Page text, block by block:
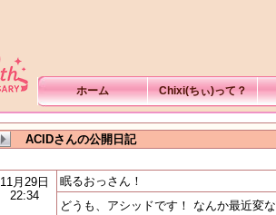
ホーム Chixi(ちぃ)って？
ACIDさんの公開日記
11月29日
22:34
眠るおっさん！
どうも、アシッドです！ なんか最近変